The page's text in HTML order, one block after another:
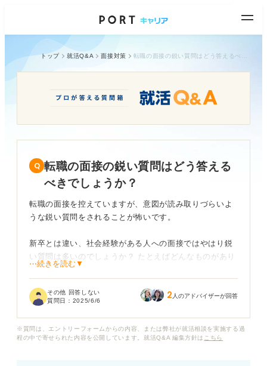
トップ 就活Q&A 面接対策
転職の面接の鋭い質問はどう答える
べきでしょうか？
転職の面接を控えていますが、意図が読み取りづらいよ
うな鋭い質問をされることが怖いです。
新卒とは違い、社会経験がある人への面接ではやはり鋭
い質問は多いのでしょうか？ たとえばどんなものがあり
ますか？
考え方のコツや、対処方法についてアドバイスをいただ
⋯続きを読む▼
その他 回答しない
質問日： 2025/6/6 2 人のアドバイザーが回答
※質問は、エントリーフォームからの内容、または弊社が就活相談を実施する過
程の中で寄せられた内容を公開しています。就活Q&A 編集方針は こちら